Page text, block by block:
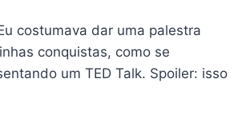
costumava dar uma palestra
conquistas, como se
um TED Talk. Spoiler: isso